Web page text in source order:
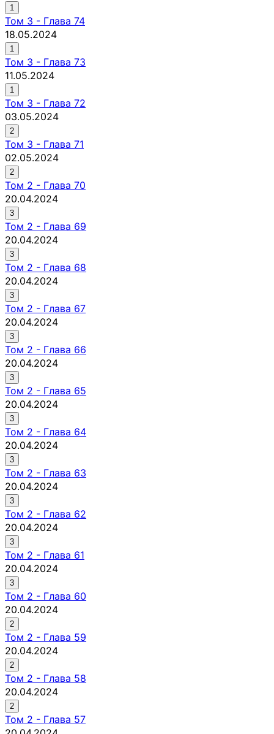
1
Том 3 - Глава 74
18.05.2024
1
Том 3 - Глава 73
11.05.2024
1
Том 3 - Глава 72
03.05.2024
2
Том 3 - Глава 71
02.05.2024
2
Том 2 - Глава 70
20.04.2024
3
Том 2 - Глава 69
20.04.2024
3
Том 2 - Глава 68
20.04.2024
3
Том 2 - Глава 67
20.04.2024
3
Том 2 - Глава 66
20.04.2024
3
Том 2 - Глава 65
20.04.2024
3
Том 2 - Глава 64
20.04.2024
3
Том 2 - Глава 63
20.04.2024
3
Том 2 - Глава 62
20.04.2024
3
Том 2 - Глава 61
20.04.2024
3
Том 2 - Глава 60
20.04.2024
2
Том 2 - Глава 59
20.04.2024
2
Том 2 - Глава 58
20.04.2024
2
Том 2 - Глава 57